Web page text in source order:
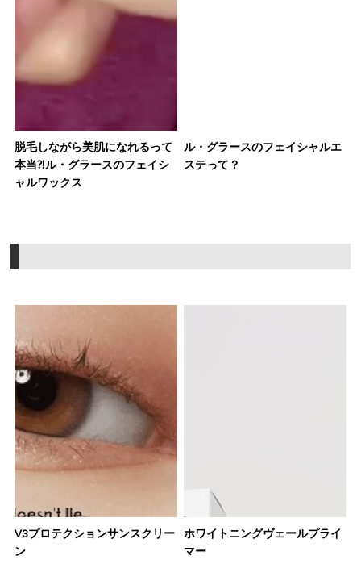
脱毛しながら美肌になれるって
本当⁈ル・グラースのフェイシ
ャルワックス
ル・グラースのフェイシャルエ
ステって？
V3プロテクションサンスクリー
ン
ホワイトニングヴェールプライ
マー